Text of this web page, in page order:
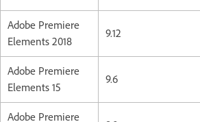
Adobe Premiere
Elements 2018
9.12
Adobe Premiere
Elements 15
9.6
Adobe Premiere